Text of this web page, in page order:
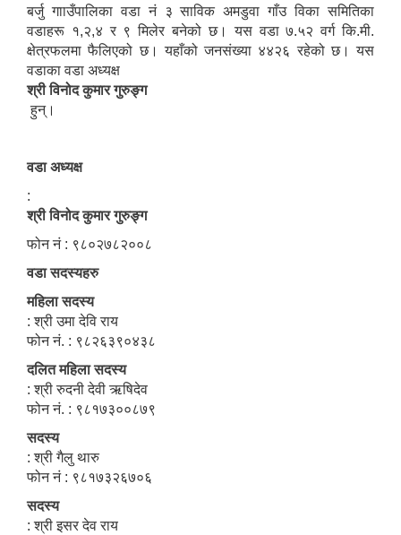
बर्जु गााउँपालिका वडा नं ३ साविक अमडुवा गाँउ विका समितिका
वडाहरू १,२,४ र ९ मिलेर बनेको छ। यस वडा ७.५२ वर्ग कि.मी.
क्षेत्रफलमा फैलिएको छ। यहाँको जनसंख्या ४४२६ रहेको छ। यस
वडाका वडा अध्यक्ष
श्री विनोद कुमार गुरुङ्ग
हुन्।
वडा अध्यक्ष
:
श्री विनोद कुमार गुरुङ्ग
फोन नं : ९८०२७८२००८
वडा सदस्यहरु
महिला सदस्य
: श्री उमा देवि राय
फोन नं. : ९८२६३९०४३८
दलित महिला सदस्य
: श्री रुदनी देवी ऋषिदेव
फोन नं. : ९८१७३००८७९
सदस्य
: श्री गैलु थारु
फोन नं : ९८१७३२६७०६
सदस्य
: श्री इसर देव राय